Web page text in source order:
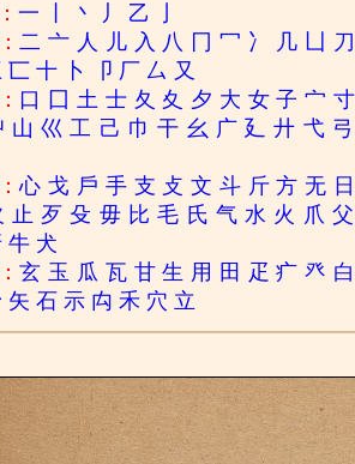
一 丶 丿 乙
二 亠 人 儿 入 八 冂 冖 冫 几 凵 刀
匸 十 卜 卩 厂 厶 又
口 囗 土 士 夂 夊 夕 大 女 子 宀 寸
山 巛 工 己 巾 干 幺 广 廴 廾 弋 弓
心 戈 戶 手 支 攴 文 斗 斤 方 无 日
止 歹 殳 毋 比 毛 氏 气 水 火 爪 父
牛 犬
玄 玉 瓜 瓦 甘 生 用 田 疋 疒 癶 白
矢 石 示 禸 禾 穴 立